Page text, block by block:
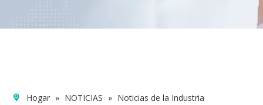
Hogar » NOTICIAS » Noticias de la Industria